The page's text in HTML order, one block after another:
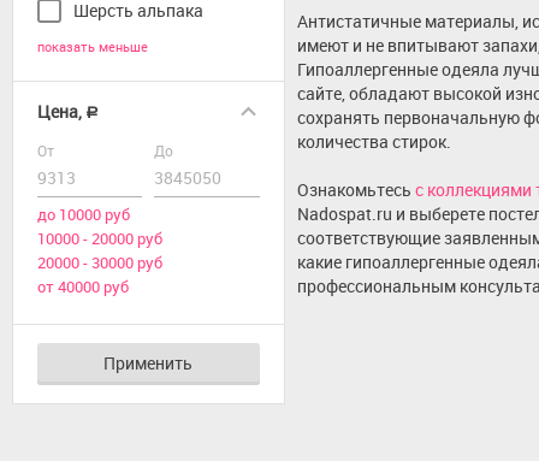
Шерсть альпака
показать меньше
Цена, a
От До
до 10000 руб
10000 - 20000 руб
20000 - 30000 руб
от 40000 руб
Применить
Антистатичные материалы,
имеют и не впитывают
Гипоаллергенные одеяла
сайте, обладают высокой
сохранять первоначальную
количества стирок.
Ознакомьтесь с коллекциями
Nadospat.ru и выберете
соответствующие
какие гипоаллергенные
профессиональным